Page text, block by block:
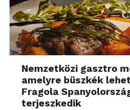
Nemzetközi gasztro
amelyre büszkék
Fragola
terjeszkedik